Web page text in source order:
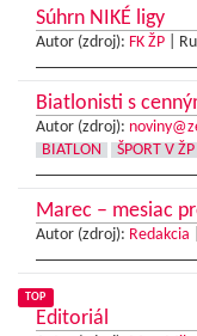
Súhrn NIKÉ ligy
Autor (zdroj): FK ŽP
Biatlonisti s
Autor (zdroj):
BIATLON
ŠPORT V ŽP
Marec – mesiac
Autor (zdroj): Redakcia
TOP
Editoriál